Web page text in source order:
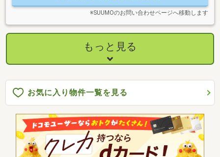
※SUUMOのお問い合わせページへ移動します
もっと見る
お気に入り物件一覧を見る